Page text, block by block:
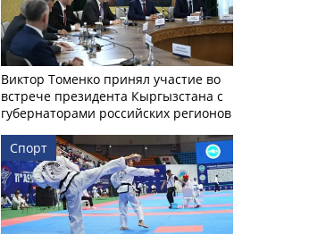
Виктор Томенко принял участие во
встрече президента Кыргызстана с
губернаторами российских регионов
Спорт